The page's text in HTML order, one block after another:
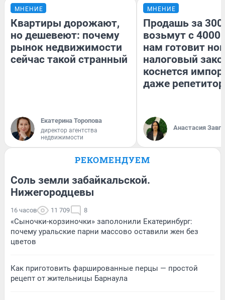
МНЕНИЕ
Квартиры дорожают,
но дешевеют: почему
рынок недвижимости
сейчас такой странный
Екатерина Торопова
директор агентства
недвижимости
МНЕНИЕ
Продашь за
возьмут с
нам готовит
налоговый
коснется
даже
Анастасия
РЕКОМЕНДУЕМ
Соль земли забайкальской.
Нижегородцевы
16 часов 11 709 8
«Сыночки-корзиночки» заполонили Екатеринбург:
почему уральские парни массово оставили жен без
цветов
Как приготовить фаршированные перцы — простой
рецепт от жительницы Барнаула